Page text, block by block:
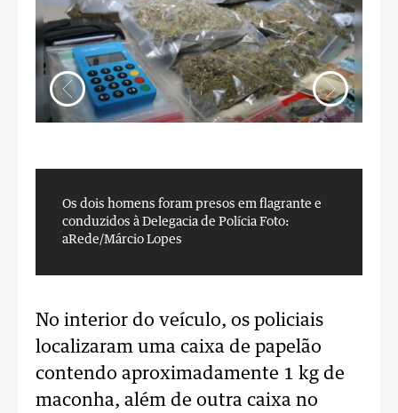
Os dois homens foram presos em flagrante e
conduzidos à Delegacia de PolíciaFoto:
aRede/Márcio Lopes
No interior do veículo, os policiais
localizaram uma caixa de papelão
contendo aproximadamente 1 kg de
maconha, além de outra caixa no